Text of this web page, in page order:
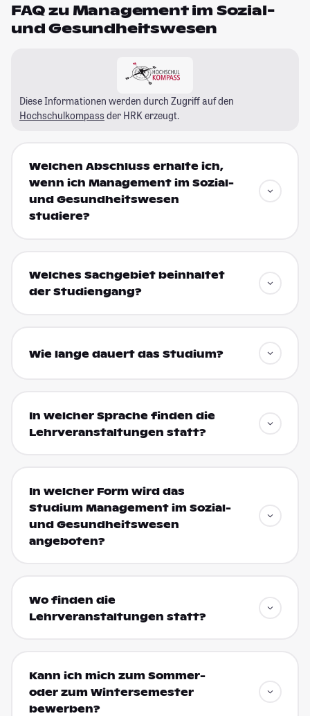
FAQ zu Management im Sozial-
und Gesundheitswesen
Diese Informationen werden durch Zugriff auf den
Hochschulkompass der HRK erzeugt.
Welchen Abschluss erhalte ich,
wenn ich Management im Sozial-
und Gesundheitswesen
studiere?
Welches Sachgebiet beinhaltet
der Studiengang?
Wie lange dauert das Studium?
In welcher Sprache finden die
Lehrveranstaltungen statt?
In welcher Form wird das
Studium Management im Sozial-
und Gesundheitswesen
angeboten?
Wo finden die
Lehrveranstaltungen statt?
Kann ich mich zum Sommer-
oder zum Wintersemester
bewerben?